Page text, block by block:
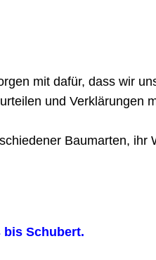
mit dafür, dass wir
und Verklärungen
Baumarten, ihr
Schubert.